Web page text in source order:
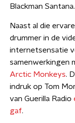
Blackman Santana.
Naast al die
drummer in de
internetsensatie
samenwerkingen
Arctic Monkeys.
indruk op Tom
van Guerilla Radio
gaf.